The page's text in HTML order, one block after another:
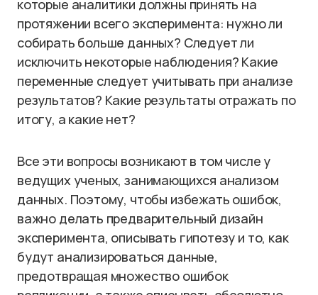
которые аналитики должны принять на
протяжении всего эксперимента: нужно ли
собирать больше данных? Следует ли
исключить некоторые наблюдения? Какие
переменные следует учитывать при анализе
результатов? Какие результаты отражать по
итогу, а какие нет?
Все эти вопросы возникают в том числе у
ведущих ученых, занимающихся анализом
данных. Поэтому, чтобы избежать ошибок,
важно делать предварительный дизайн
эксперимента, описывать гипотезу и то, как
будут анализироваться данные,
предотвращая множество ошибок